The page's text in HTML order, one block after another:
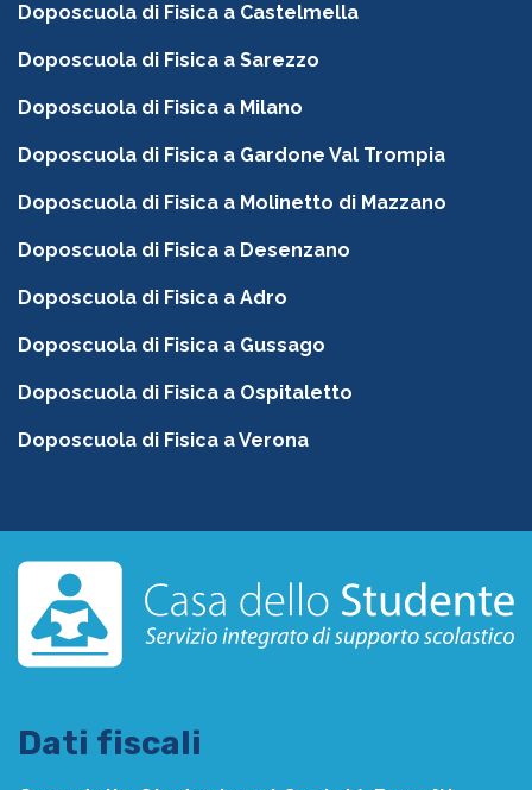
Doposcuola di Fisica a Castelmella
Doposcuola di Fisica a Sarezzo
Doposcuola di Fisica a Milano
Doposcuola di Fisica a Gardone Val Trompia
Doposcuola di Fisica a Molinetto di Mazzano
Doposcuola di Fisica a Desenzano
Doposcuola di Fisica a Adro
Doposcuola di Fisica a Gussago
Doposcuola di Fisica a Ospitaletto
Doposcuola di Fisica a Verona
Dati fiscali